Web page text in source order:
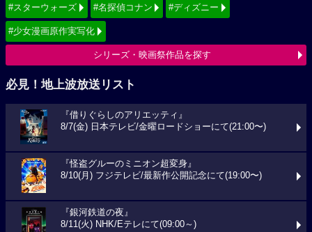
#スターウォーズ #名探偵コナン #ディズニー
#少女漫画原作実写化
シリーズ・映画祭作品を探す
必見！地上波放送リスト
『借りぐらしのアリエッティ』
8/7(金) 日本テレビ/金曜ロードショーにて(21:00〜)
『怪盗グルーのミニオン超変身』
8/10(月) フジテレビ/最新作公開記念にて(19:00〜)
『銀河鉄道の夜』
8/11(火) NHK/Eテレにて(09:00～)